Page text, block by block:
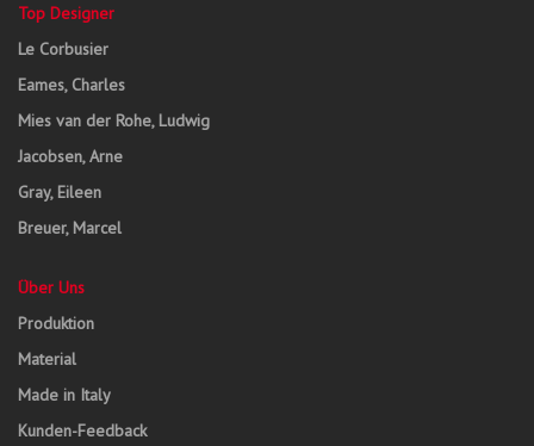
Top Designer
Le Corbusier
Eames, Charles
Mies van der Rohe, Ludwig
Jacobsen, Arne
Gray, Eileen
Breuer, Marcel
Über Uns
Produktion
Material
Made in Italy
Kunden-Feedback